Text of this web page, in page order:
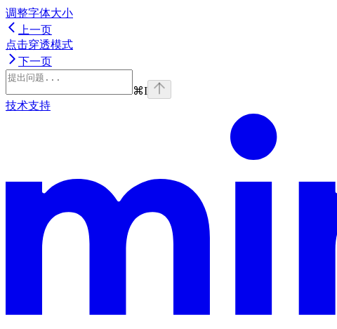
调整字体大小
上一页
点击穿透模式
下一页
⌘I
技术支持